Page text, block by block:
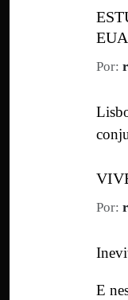
Por:
Por:
E